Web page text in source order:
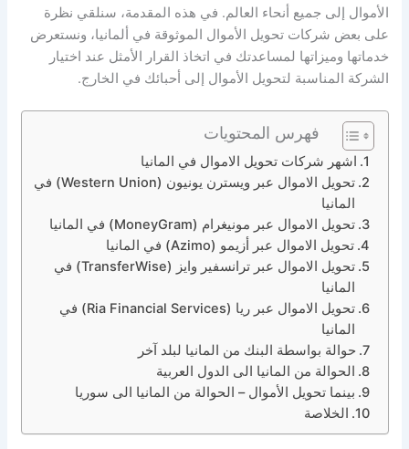
الأموال إلى جميع أنحاء العالم. في هذه المقدمة، سنلقي نظرة
على بعض شركات تحويل الأموال الموثوقة في ألمانيا، ونستعرض
خدماتها وميزاتها لمساعدتك في اتخاذ القرار الأمثل عند اختيار
الشركة المناسبة لتحويل الأموال إلى أحبائك في الخارج.
فهرس المحتويات
اشهر شركات تحويل الاموال في المانيا
تحويل الاموال عبر ويسترن يونيون (Western Union) في
المانيا
تحويل الاموال عبر مونيغرام (MoneyGram) في المانيا
تحويل الاموال عبر أزيمو (Azimo) في المانيا
تحويل الاموال عبر ترانسفير وايز (TransferWise) في
المانيا
تحويل الاموال عبر ريا (Ria Financial Services) في
المانيا
حوالة بواسطة البنك من المانيا لبلد آخر
الحوالة من المانيا الى الدول العربية
بينما تحويل الأموال – الحوالة من المانيا الى سوريا
الخلاصة